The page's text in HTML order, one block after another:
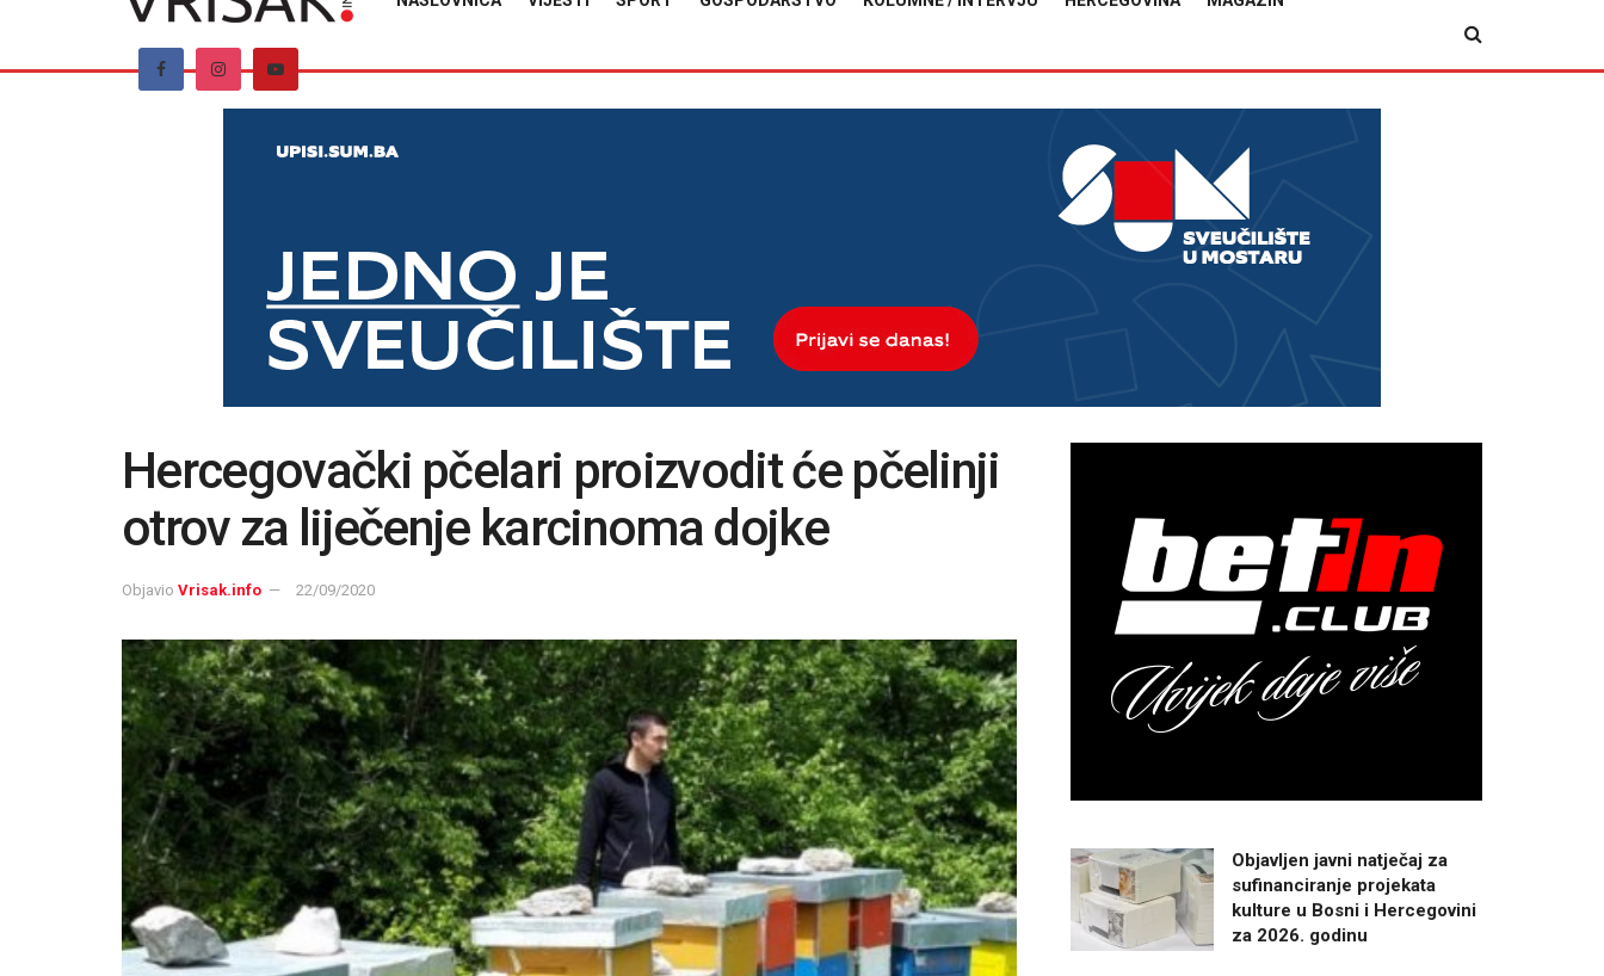
Hercegovački pčelari proizvodit će pčelinji
otrov za liječenje karcinoma dojke
Objavio Vrisak.info 22/09/2020
Objavljen javni natječaj za
sufinanciranje projekata
kulture u Bosni i Hercegovini
za 2026. godinu